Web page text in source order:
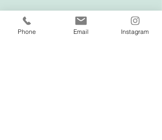
Phone Email Instagram